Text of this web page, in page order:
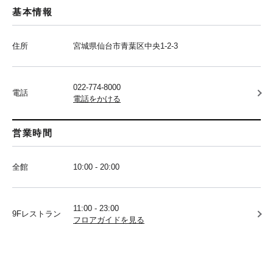
基本情報
住所 宮城県仙台市青葉区中央1-2-3
電話
022-774-8000
電話をかける
営業時間
全館 10:00 - 20:00
9Fレストラン
11:00 - 23:00
フロアガイドを見る